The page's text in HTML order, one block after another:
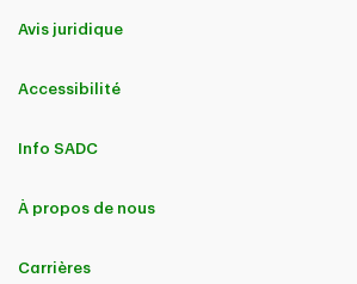
Avis juridique
Accessibilité
Info SADC
À propos de nous
Carrières